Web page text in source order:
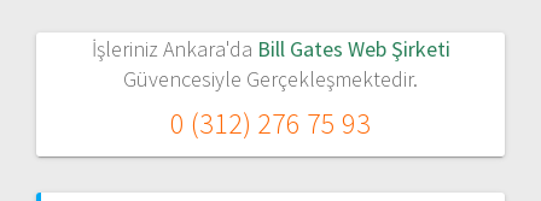
İşleriniz Ankara'da Bill Gates Web Şirketi
Güvencesiyle Gerçekleşmektedir.
0 (312) 276 75 93